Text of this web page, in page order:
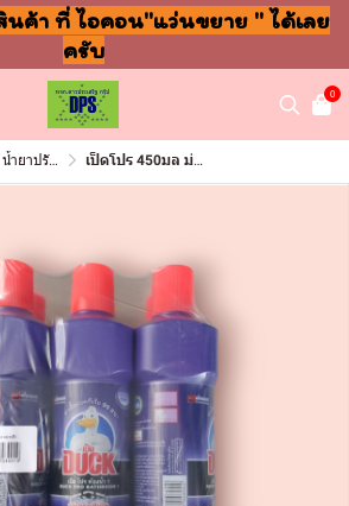
ค้า ที่ ไอคอน"แว่นขยาย " ได้เลย
ครับ
0
ม ล้างจาน ถูพื้น เป็ดโปร 450มล ม่วง (แพ็ค6ขวด)